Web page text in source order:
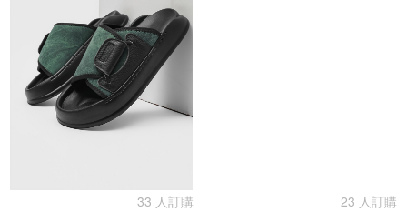
33 人訂購
23 人訂購